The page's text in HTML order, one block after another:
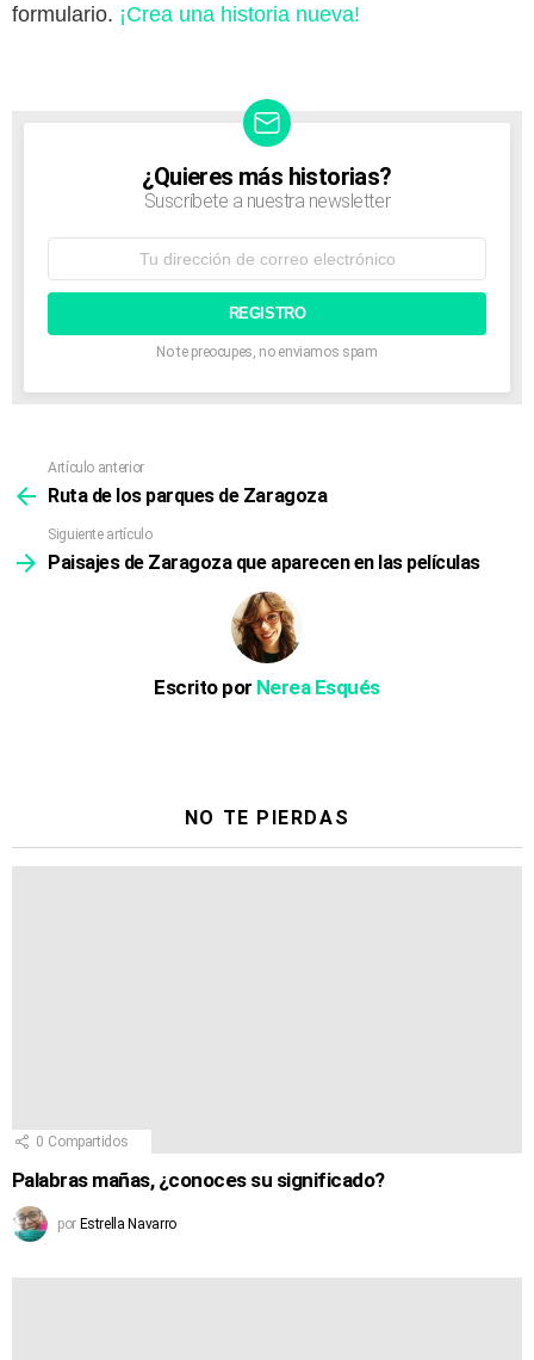
formulario. ¡Crea una historia nueva!
NEWSLETTER¿Quieres más historias?
Suscríbete a nuestra newsletter
correo
No te preocupes, no enviamos spam
más
Artículo anterior
Ruta de los parques de Zaragoza
Siguiente artículo
Paisajes de Zaragoza que aparecen en las películas
Escrito por Nerea Esqués
NO TE PIERDAS
0 Compartidos
Palabras mañas, ¿conoces su significado?
por Estrella Navarro